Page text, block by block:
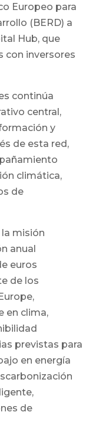
Europeo para
(BERD) a
Hub, que
con inversores
continúa
central,
y
de esta red,
climática,
de
la misión
anual
euros
de los
en clima,
previstas para
en energía
de